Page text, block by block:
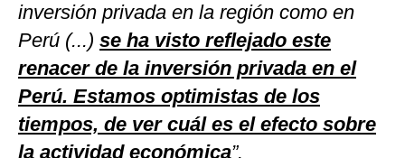
inversión privada en la región como en
Perú (...) se ha visto reflejado este
renacer de la inversión privada en el
Perú. Estamos optimistas de los
tiempos, de ver cuál es el efecto sobre
la actividad económica”.